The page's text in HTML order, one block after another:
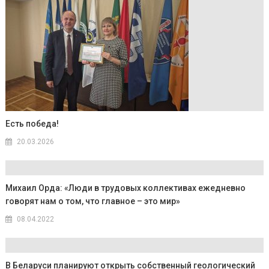
Есть победа!
20.03.2026
Михаил Орда: «Люди в трудовых коллективах ежедневно
говорят нам о том, что главное – это мир»
08.04.2022
В Беларуси планируют открыть собственный геологический